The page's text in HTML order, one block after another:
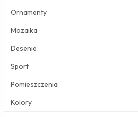
Ornamenty
Mozaika
Desenie
Sport
Pomieszczenia
Kolory